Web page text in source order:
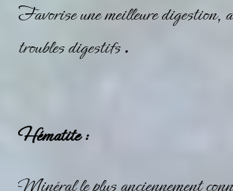
Favorise une meilleure digestion,
troubles digestifs.
Hématite :